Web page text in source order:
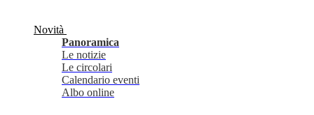
Novità
Panoramica
Le notizie
Le circolari
Calendario eventi
Albo online